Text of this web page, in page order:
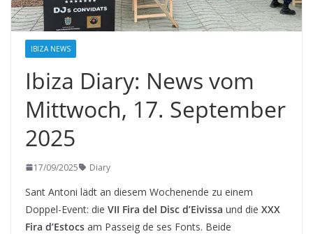
IBIZA NEWS
Ibiza Diary: News vom
Mittwoch, 17. September
2025
17/09/2025 Diary
Sant Antoni lädt an diesem Wochenende zu einem
Doppel-Event: die VII Fira del Disc d’Eivissa und die XXX
Fira d’Estocs am Passeig de ses Fonts. Beide